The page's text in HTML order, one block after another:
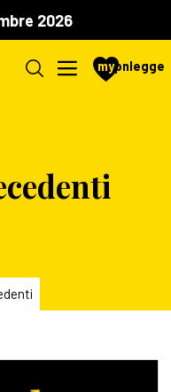
2026
mypnlegge